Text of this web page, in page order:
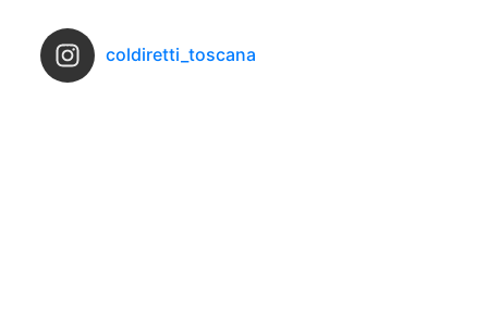
coldiretti_toscana